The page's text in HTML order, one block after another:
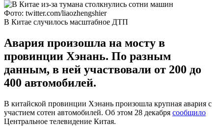
Фото: twitter.com/liaozhengshier
В Китае случилось масштабное ДТП
Авария произошла на мосту в
провинции Хэнань. По разным
данным, в ней участвовали от 200 до
400 автомобилей.
В китайской провинции Хэнань произошла крупная авария с
участием сотен автомобилей. Об этом 28 декабря сообщило
Центральное телевидение Китая.